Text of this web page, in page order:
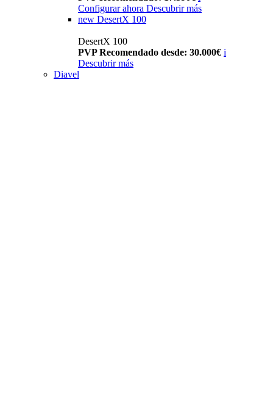
Configurar ahora Descubrir más
new DesertX 100
DesertX 100
PVP Recomendado desde: 30.000€ i
Descubrir más
Diavel